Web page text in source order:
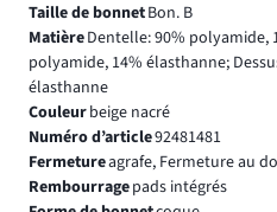
Taille de bonnetBon. B
MatièreDentelle: 90% polyamide,
polyamide, 14% élasthanne;
élasthanne
Couleurbeige nacré
Numéro d’article92481481
Fermetureagrafe, Fermeture au
Rembourragepads intégrés